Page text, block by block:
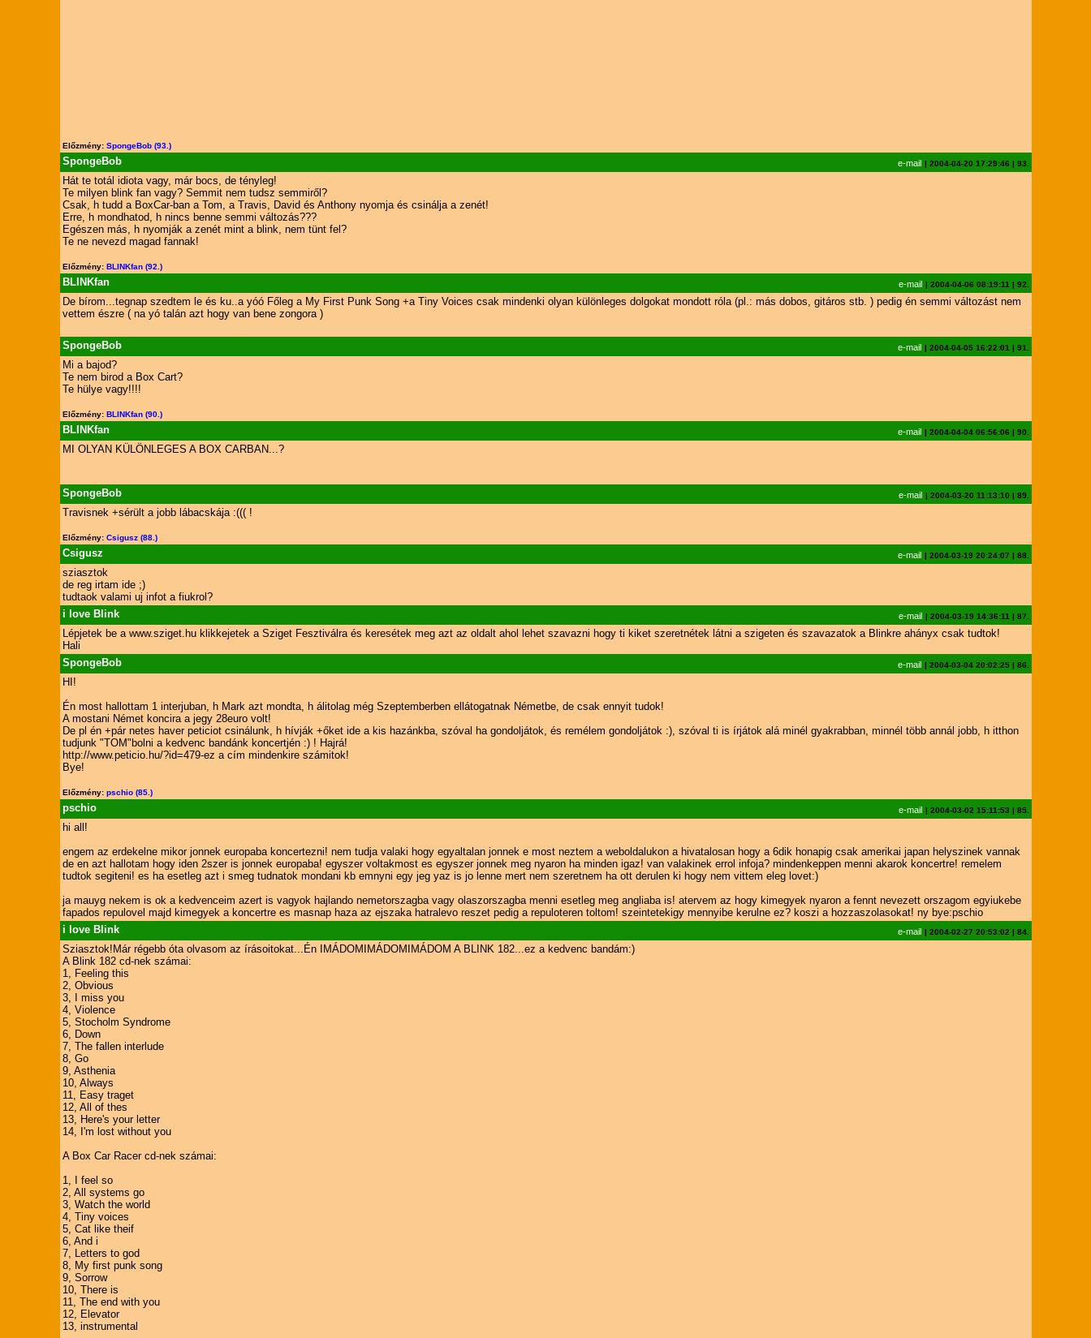
Előzmény: SpongeBob (93.)
SpongeBob e-mail | 2004-04-20 17:29:46 | 93.
Hát te totál idiota vagy, már bocs, de tényleg!
Te milyen blink fan vagy? Semmit nem tudsz semmiről?
Csak, h tudd a BoxCar-ban a Tom, a Travis, David és Anthony nyomja és csinálja a zenét!
Erre, h mondhatod, h nincs benne semmi változás???
Egészen más, h nyomják a zenét mint a blink, nem tünt fel?
Te ne nevezd magad fannak!
Előzmény: BLINKfan (92.)
BLINKfan e-mail | 2004-04-06 08:19:11 | 92.
De bírom...tegnap szedtem le és ku..a yóó Főleg a My First Punk Song +a Tiny Voices csak mindenki olyan különleges dolgokat mondott róla (pl.: más dobos, gitáros stb. ) pedig én semmi változást nem
vettem észre ( na yó talán azt hogy van bene zongora )
SpongeBob e-mail | 2004-04-05 16:22:01 | 91.
Mi a bajod?
Te nem birod a Box Cart?
Te hülye vagy!!!!
Előzmény: BLINKfan (90.)
BLINKfan e-mail | 2004-04-04 06:56:06 | 90.
MI OLYAN KÜLÖNLEGES A BOX CARBAN...?
SpongeBob e-mail | 2004-03-20 11:13:10 | 89.
Travisnek +sérült a jobb lábacskája :((( !
Előzmény: Csigusz (88.)
Csigusz e-mail | 2004-03-19 20:24:07 | 88.
sziasztok
de reg irtam ide ;)
tudtaok valami uj infot a fiukrol?
i love Blink
e-mail | 2004-03-19 14:36:11 | 87.
Lépjetek be a www.sziget.hu klikkejetek a Sziget Fesztiválra és keresétek meg azt az oldalt ahol lehet szavazni hogy ti kiket szeretnétek látni a szigeten és szavazatok a Blinkre ahányx csak tudtok!
Hali
SpongeBob
e-mail | 2004-03-04 20:02:25| 86.
HI!
Én most hallottam 1 interjuban, h Mark azt mondta, h álitolag még Szeptemberben ellátogatnak Németbe, de csak ennyit tudok!
A mostani Német koncira a jegy 28euro volt!
De pl én +pár netes haver peticiot csinálunk, h hívják +őket ide a kis hazánkba, szóval ha gondoljátok, és remélem gondoljátok :), szóval ti is írjátok alá minél gyakrabban, minnél több annál jobb, h itthon
tudjunk "TOM"bolni a kedvenc bandánk koncertjén :) ! Hajrá!
http://www.peticio.hu/?id=479-ez a cím mindenkire számitok!
Bye!
Előzmény: pschio (85.)
pschio e-mail | 2004-03-02 15:11:53 | 85.
hi all!
engem az erdekelne mikor jonnek europaba koncertezni! nem tudja valaki hogy egyaltalan jonnek e most neztem a weboldalukon a hivatalosan hogy a 6dik honapig csak amerikai japan helyszinek vannak
de en azt hallotam hogy iden 2szer is jonnek europaba! egyszer voltakmost es egyszer jonnek meg nyaron ha minden igaz! van valakinek errol infoja? mindenkeppen menni akarok koncertre! remelem
tudtok segiteni! es ha esetleg azt i smeg tudnatok mondani kb emnyni egy jeg yaz is jo lenne mert nem szeretnem ha ott derulen ki hogy nem vittem eleg lovet:)
ja mauyg nekem is ok a kedvenceim azert is vagyok hajlando nemetorszagba vagy olaszorszagba menni esetleg meg angliaba is! atervem az hogy kimegyek nyaron a fennt nevezett orszagom egyiukebe
fapados repulovel majd kimegyek a koncertre es masnap haza az ejszaka hatralevo reszet pedig a repuloteren toltom! szeintetekigy mennyibe kerulne ez? koszi a hozzaszolasokat! ny bye:pschio
i love Blink
e-mail | 2004-02-27 20:53:02 | 84.
Sziasztok!Már régebb óta olvasom az írásoitokat...Én IMÁDOMIMÁDOMIMÁDOM A BLINK 182...ez a kedvenc bandám:)
A Blink 182 cd-nek számai:
1, Feeling this
2, Obvious
3, I miss you
4, Violence
5, Stocholm Syndrome
6, Down
7, The fallen interlude
8, Go
9, Asthenia
10, Always
11, Easy traget
12, All of thes
13, Here's your letter
14, I'm lost without you
A Box Car Racer cd-nek számai:
1, I feel so
2, All systems go
3, Watch the world
4, Tiny voices
5, Cat like theif
6, And i
7, Letters to god
8, My first punk song
9, Sorrow
10, There is
11, The end with you
12, Elevator
13, instrumental